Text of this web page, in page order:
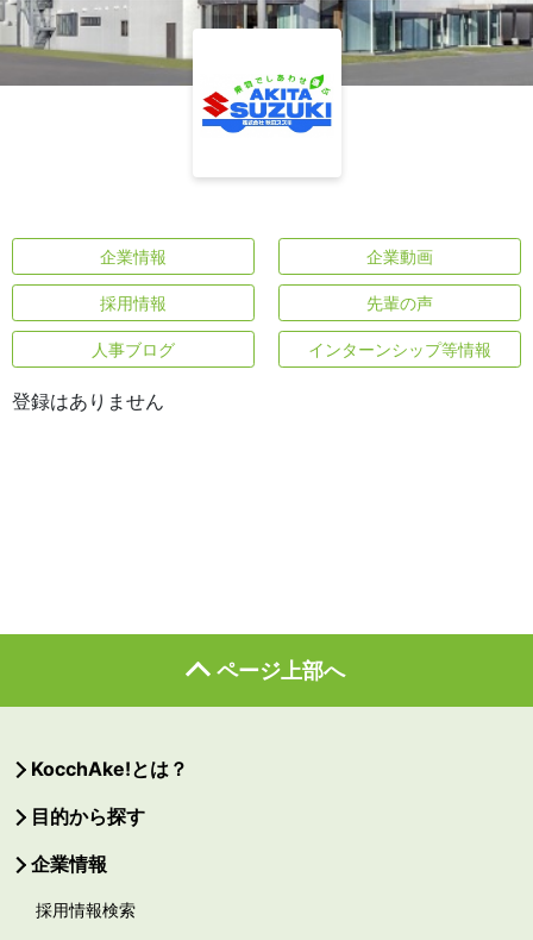
企業情報 企業動画
採用情報 先輩の声
人事ブログ インターンシップ等情報
登録はありません
ページ上部へ
KocchAke!とは？
目的から探す
企業情報
採用情報検索